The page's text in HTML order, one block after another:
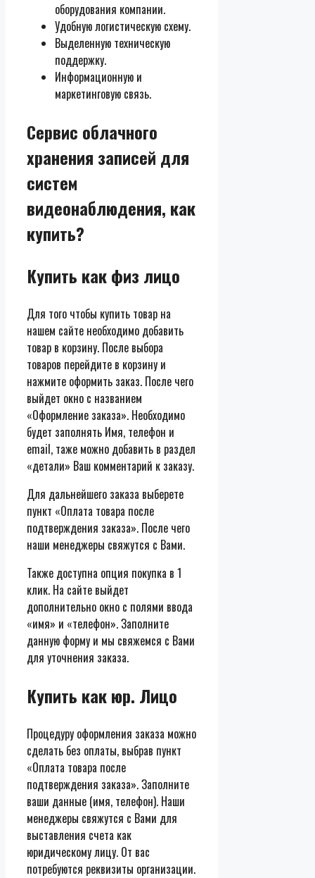
оборудования компании.
Удобную логистическую схему.
Выделенную техническую
поддержку.
Информационную и
маркетинговую связь.
Сервис облачного
хранения записей для
систем
видеонаблюдения, как
купить?
Купить как физ лицо
Для того чтобы купить товар на
нашем сайте необходимо добавить
товар в корзину. После выбора
товаров перейдите в корзину и
нажмите оформить заказ. После чего
выйдет окно с названием
«Оформление заказа». Необходимо
будет заполнять Имя, телефон и
email, таже можно добавить в раздел
«детали» Ваш комментарий к заказу.
Для дальнейшего заказа выберете
пункт «Оплата товара после
подтверждения заказа». После чего
наши менеджеры свяжутся с Вами.
Также доступна опция покупка в 1
клик. На сайте выйдет
дополнительно окно с полями ввода
«имя» и «телефон». Заполните
данную форму и мы свяжемся с Вами
для уточнения заказа.
Купить как юр. Лицо
Процедуру оформления заказа можно
сделать без оплаты, выбрав пункт
«Оплата товара после
подтверждения заказа». Заполните
ваши данные (имя, телефон). Наши
менеджеры свяжутся с Вами для
выставления счета как
юридическому лицу. От вас
потребуются реквизиты организации.